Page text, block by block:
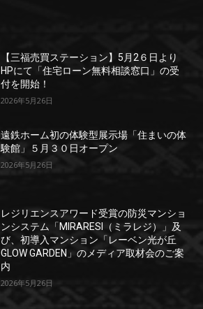
【三福売買ステーション】5月2６日より
HPにて「住宅ローン無料相談窓口」の受
付を開始！
2026年5月26日
遠鉄ホーム初の体験型展示場「住まいの体
験館」５月３０日オープン
2026年5月26日
レジリエンスアワード受賞の防災マンショ
ンシステム「MIRARESI（ミラレジ）」及
び、初導入マンション「レーベン光が丘
GLOW GARDEN」のメディア取材会のご案
内
2026年5月26日